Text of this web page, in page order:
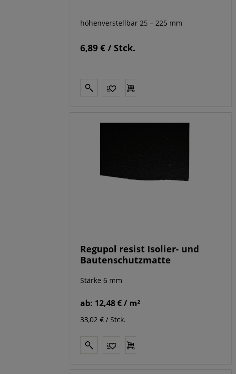
höhenverstellbar 25 – 225 mm
6,89 € / Stck.
Regupol resist Isolier- und
Bautenschutzmatte
Stärke 6 mm
ab: 12,48 € / m²
33,02 € / Stck.